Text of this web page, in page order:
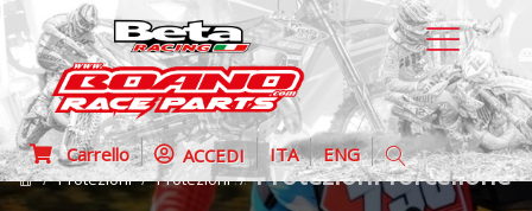
Carrello ACCEDI ITA ENG
Protezioni Protezioni Protezioni forcellone